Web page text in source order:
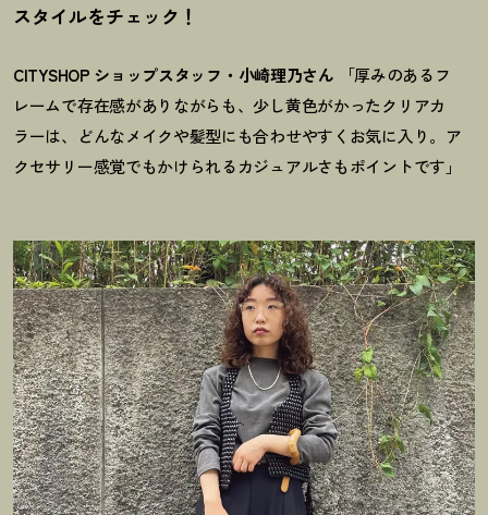
スタイルをチェック ！
CITYSHOP ショップスタッフ・小崎理乃さん 「厚みのあるフ
レームで存在感がありながらも、少し黄色がかったクリアカ
ラーは、どんなメイクや髪型にも合わせやすくお気に入り。ア
クセサリー感覚でもかけられるカジュアルさもポイントです」